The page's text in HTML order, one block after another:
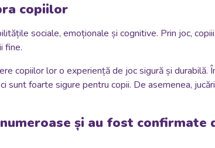
copiilor
sociale, emoționale și cognitive. Prin joc,
fine.
copiilor lor o experiență de joc sigură și
foarte sigure pentru copii. De asemenea,
și au fost